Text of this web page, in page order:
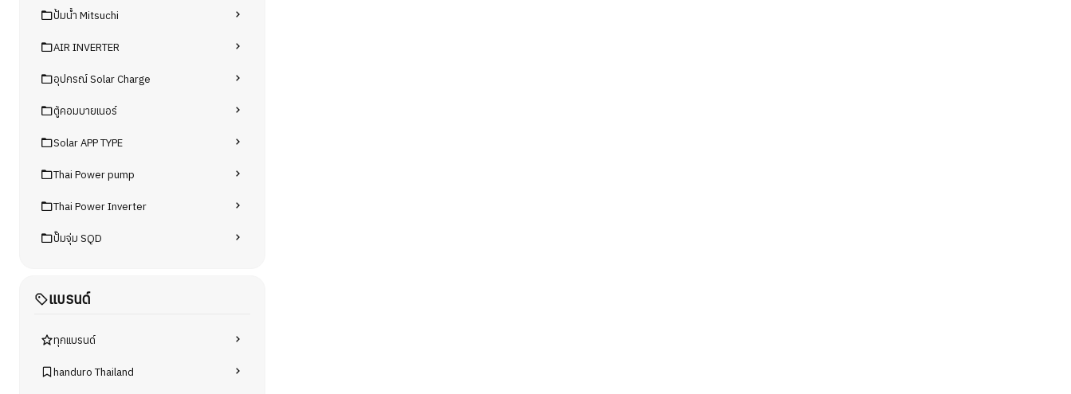
ปั้มน้ำ Mitsuchi
AIR INVERTER
อุปกรณ์ Solar Charge
ตู้คอมบายเนอร์
Solar APP TYPE
Thai Power pump
Thai Power Inverter
ปั๊มจุ่ม SQD
แบรนด์
ทุกแบรนด์
handuro Thailand